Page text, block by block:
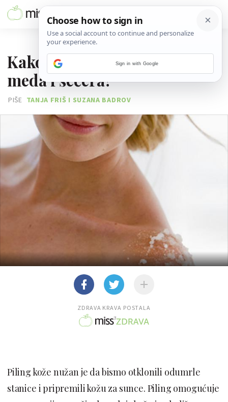
Kako napraviti piling od
meda i šećera?
PIŠE TANJA FRIŠ I SUZANA BADROV
ZDRAVA KRAVA POSTALA
Piling kože nužan je da bismo otklonili odumrle
stanice i pripremili kožu za sunce. Piling omogućuje
Sign in with Google